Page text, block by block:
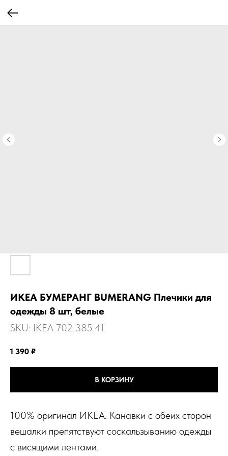
ИКЕА БУМЕРАНГ BUMERANG Плечики для
одежды 8 шт, белые
SKU: IKEA 702.385.41
1 390 ₽
В КОРЗИНУ
100% оригинал ИКЕА. Канавки с обеих сторон
вешалки препятствуют соскальзыванию одежды
с висящими лентами.